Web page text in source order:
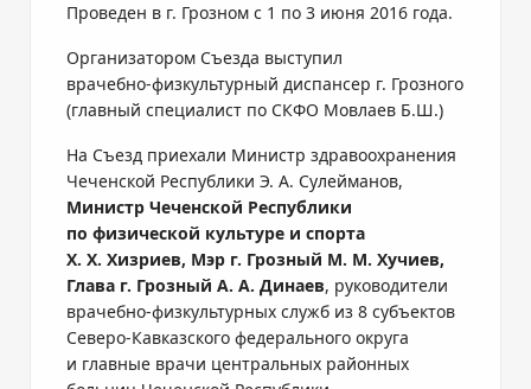
Проведен в г. Грозном с 1 по 3 июня 2016 года.
Организатором Съезда выступил
врачебно-физкультурный диспансер г. Грозного
(главный специалист по СКФО Мовлаев Б.Ш.)
На Съезд приехали Министр здравоохранения
Чеченской Республики Э. А. Сулейманов,
Министр Чеченской Республики
по физической культуре и спорта
Х. Х. Хизриев, Мэр г. Грозный М. М. Хучиев,
Глава г. Грозный А. А. Динаев, руководители
врачебно-физкультурных служб из 8 субъектов
Северо-Кавказского федерального округа
и главные врачи центральных районных